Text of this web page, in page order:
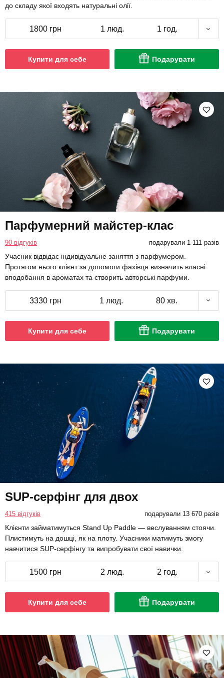
до складу якої входять натуральні олії.
1800 грн 1 люд. 1 год.
Купити для себе Подарувати
Парфумерний майстер-клас
90 відгуків подарували 1 111 разів
Учасник відвідає індивідуальне заняття з парфумером.
Протягом нього клієнт за допомоги фахівця визначить власні
вподобання в ароматах та створить авторські парфуми.
3330 грн 1 люд. 80 хв.
Купити для себе Подарувати
SUP-серфінг для двох
415 відгуків подарували 13 670 разів
Клієнти займатимуться Stand Up Paddle — веслуванням стоячи.
Плистимуть на дошці, як на плоту. Учасники матимуть змогу
навчитися SUP-серфінгу та випробувати свої навички.
1500 грн 2 люд. 2 год.
Купити для себе Подарувати